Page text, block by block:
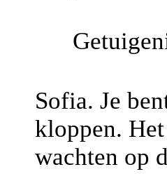
Sofia. Je
kloppen.
wachten op